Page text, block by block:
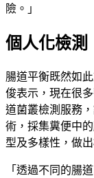
險。」
個人化檢
腸道平衡既然如
俊表示，現在很
道菌叢檢測服務
術，採集糞便中
型及多樣性，做
「透過不同的腸